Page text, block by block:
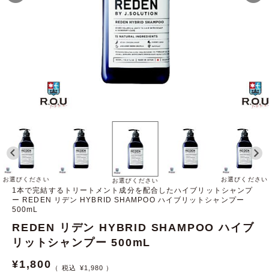
お選びください お選びください お選びください
1本で完結するトリートメント成分を配合したハイブリットシャンプ
ー REDEN リデン HYBRID SHAMPOO ハイブリットシャンプー
500mL
REDEN リデン HYBRID SHAMPOO ハイブ
リットシャンプー 500mL
¥1,800 ¥1,980